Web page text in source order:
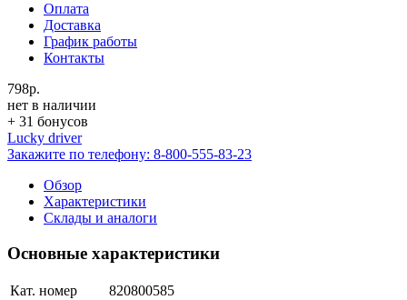
Оплата
Доставка
График работы
Контакты
798р.
нет в наличии
+ 31 бонусов
Lucky driver
Закажите по телефону: 8-800-555-83-23
Обзор
Характеристики
Склады и аналоги
Основные характеристики
Кат. номер
820800585